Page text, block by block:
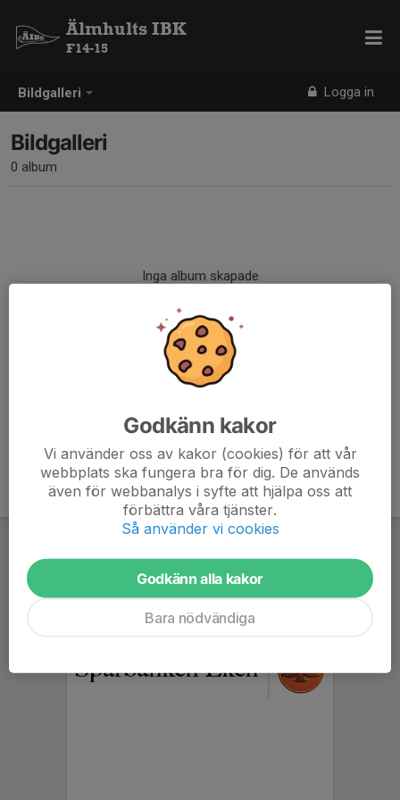
Bildgalleri Logga in
Älmhults IBK
F14-15
Bildgalleri
0 album
Inga album skapade
Godkänn kakor
Vi använder oss av kakor (cookies) för att vår
webbplats ska fungera bra för dig. De används
även för webbanalys i syfte att hjälpa oss att
förbättra våra tjänster.
Så använder vi cookies
Godkänn alla kakor
Bara nödvändiga